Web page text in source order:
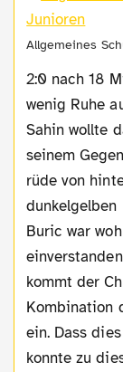
Allgemeines
2:0 nach 18 Minuten. Das sollte eigentlich für ein
wenig Ruhe
Sahin wollte
seinem
rüde von
dunkelgelben
Buric war
kommt der
Kombination
ein. Dass
konnte zu